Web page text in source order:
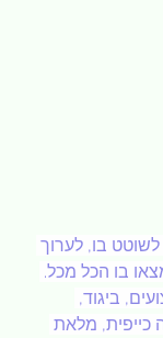
לשוטט בו, לערוך
בו הכל מכל.
ביגוד,
כייפית, מלאת